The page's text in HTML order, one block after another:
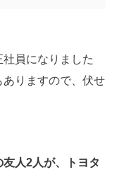
員になりました
りますので、伏せ
人2人が、トヨタ